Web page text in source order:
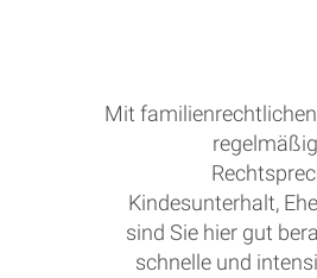
Mit
Kindesunterhalt,
sind Sie hier gut
schnelle und